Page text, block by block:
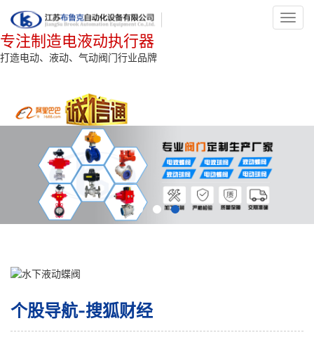
专注制造电液动执行器
打造电动、液动、气动阀门行业品牌
个股导航-搜狐财经